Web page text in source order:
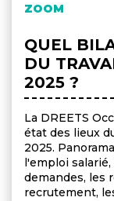
ZOOM
QUEL
DU
2025 ?
La DREETS
état des lieux
2025.
l'emploi
demandes, les
recrutement,